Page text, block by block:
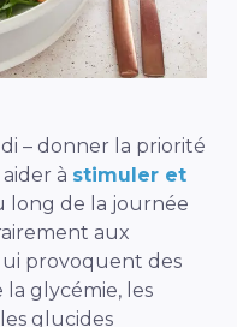
– donner la priorité
à stimuler et
long de la journée
aux
provoquent des
la glycémie, les
glucides